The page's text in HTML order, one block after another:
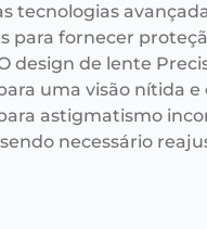
tecnologias
para fornecer
design de lente
uma visão nítida e
astigmatismo
necessário